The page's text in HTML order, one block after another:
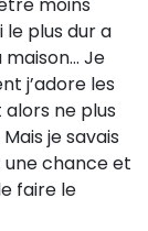
moins
plus dur a
Je
j’adore les
ne plus
je savais
une chance et
faire le